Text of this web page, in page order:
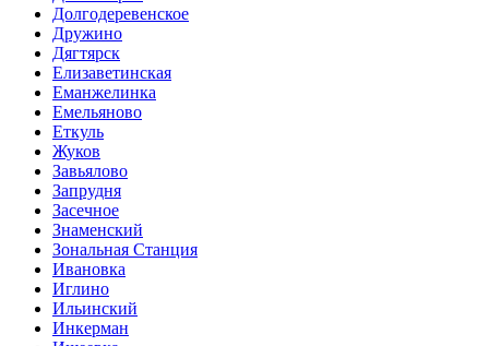
Долгодеревенское
Дружино
Дягтярск
Елизаветинская
Еманжелинка
Емельяново
Еткуль
Жуков
Завьялово
Запрудня
Засечное
Знаменский
Зональная Станция
Ивановка
Иглино
Ильинский
Инкерман